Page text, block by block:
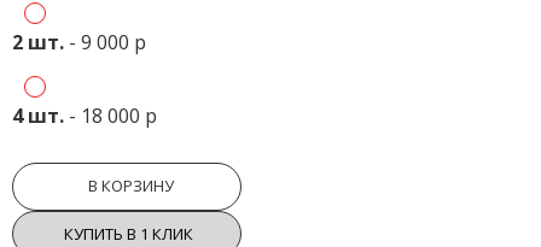
2 шт. - 9 000 р
4 шт. - 18 000 р
В КОРЗИНУ
КУПИТЬ В 1 КЛИК